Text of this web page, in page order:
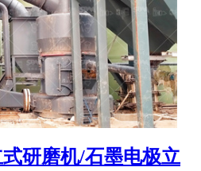
研磨机/石墨电极立